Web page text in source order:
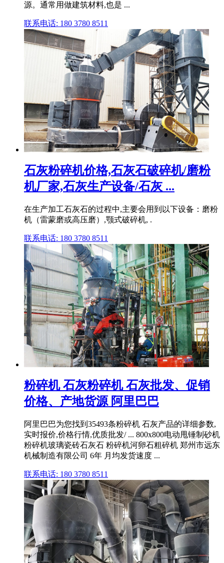
源。通常用做建筑材料,也是 ...
联系电话: 180 3780 8511
石灰粉碎机价格,石灰石破碎机/磨粉
机厂家,石灰生产设备/石灰 ...
在生产加工石灰石的过程中,主要会用到以下设备：磨粉
机（雷蒙磨或高压磨）,颚式破碎机, .
联系电话: 180 3780 8511
粉碎机 石灰粉碎机 石灰批发、促销
价格、产地货源 阿里巴巴
阿里巴巴为您找到35493条粉碎机 石灰产品的详细参数,
实时报价,价格行情,优质批发/ ... 800x800电动甩锤制砂机
粉碎机玻璃瓷砖石灰石 粉碎机河卵石粗碎机 郑州市远东
机械制造有限公司 6年 月均发货速度 ...
联系电话: 180 3780 8511